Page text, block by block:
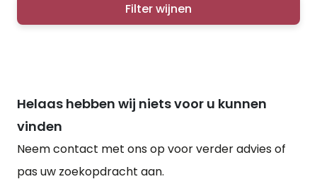
Filter wijnen
Helaas hebben wij niets voor u kunnen
vinden
Neem contact met ons op voor verder advies of
pas uw zoekopdracht aan.